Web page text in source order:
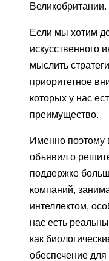
Великобритании.
Если мы хотим
искусственного
мыслить
приоритетное
которых у нас
преимущество.
Именно поэтому
объявил о
поддержке
компаний,
интеллектом,
нас есть
как
обеспечение